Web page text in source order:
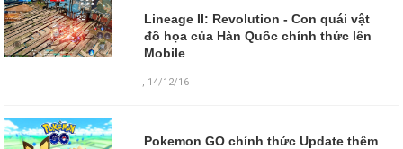
Lineage II: Revolution - Con quái vật
đồ họa của Hàn Quốc chính thức lên
Mobile
14/12/16
Pokemon GO chính thức Update thêm